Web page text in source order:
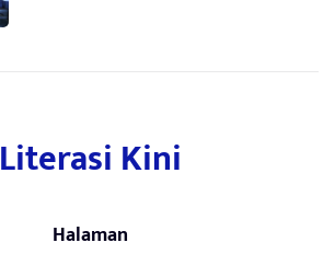
Literasi Kini
Halaman